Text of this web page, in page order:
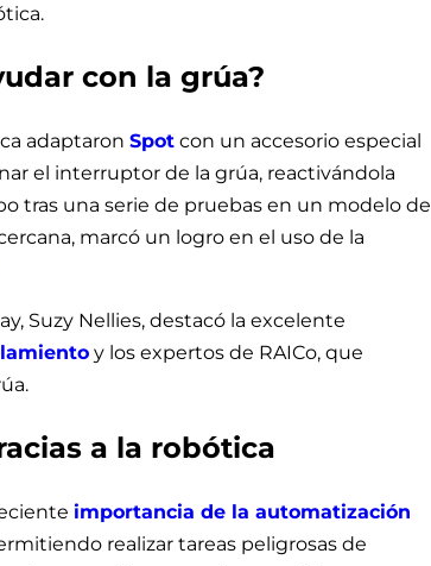
con la grúa?
adaptaron Spot con un accesorio especial
el interruptor de la grúa, reactivándola
tras una serie de pruebas en un modelo de
marcó un logro en el uso de la
Suzy Nellies, destacó la excelente
y los expertos de RAICo, que
a la robótica
importancia de la automatización
realizar tareas peligrosas de